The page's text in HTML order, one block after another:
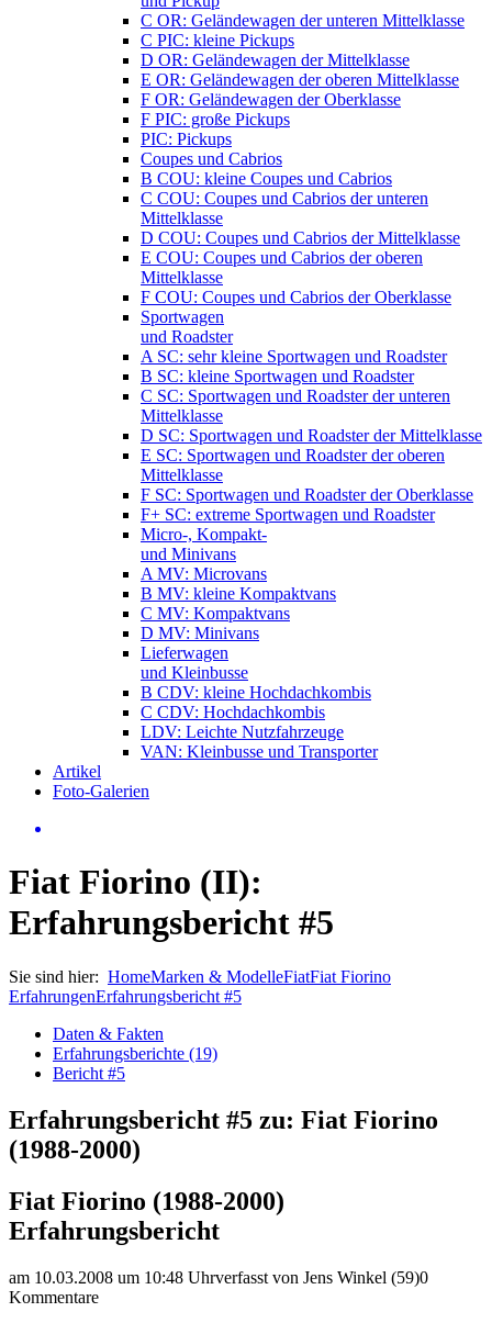
C OR: Geländewagen der unteren Mittelklasse
C PIC: kleine Pickups
D OR: Geländewagen der Mittelklasse
E OR: Geländewagen der oberen Mittelklasse
F OR: Geländewagen der Oberklasse
F PIC: große Pickups
PIC: Pickups
Coupes und Cabrios
B COU: kleine Coupes und Cabrios
C COU: Coupes und Cabrios der unteren
Mittelklasse
D COU: Coupes und Cabrios der Mittelklasse
E COU: Coupes und Cabrios der oberen
Mittelklasse
F COU: Coupes und Cabrios der Oberklasse
Sportwagen
und Roadster
A SC: sehr kleine Sportwagen und Roadster
B SC: kleine Sportwagen und Roadster
C SC: Sportwagen und Roadster der unteren
Mittelklasse
D SC: Sportwagen und Roadster der Mittelklasse
E SC: Sportwagen und Roadster der oberen
Mittelklasse
F SC: Sportwagen und Roadster der Oberklasse
F+ SC: extreme Sportwagen und Roadster
Micro-, Kompakt-
und Minivans
A MV: Microvans
B MV: kleine Kompaktvans
C MV: Kompaktvans
D MV: Minivans
Lieferwagen
und Kleinbusse
B CDV: kleine Hochdachkombis
C CDV: Hochdachkombis
LDV: Leichte Nutzfahrzeuge
VAN: Kleinbusse und Transporter
Artikel
Foto-Galerien
Fiat Fiorino (II):
Erfahrungsbericht #5
Sie sind hier: HomeMarken & ModelleFiatFiat Fiorino
ErfahrungenErfahrungsbericht #5
Daten & Fakten
Erfahrungsberichte (19)
Bericht #5
Erfahrungsbericht #5 zu: Fiat Fiorino
(1988-2000)
Fiat Fiorino (1988-2000)
Erfahrungsbericht
am 10.03.2008 um 10:48 Uhrverfasst von Jens Winkel (59)0
Kommentare